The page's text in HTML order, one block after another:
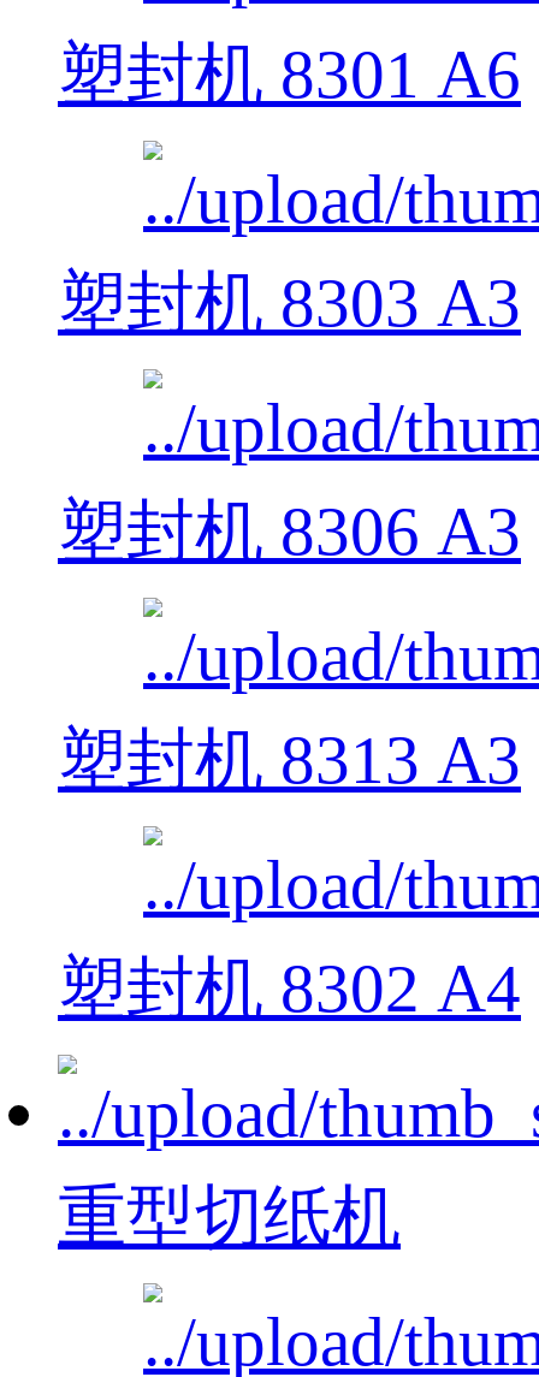
塑封机 8301 A6
塑封机 8303 A3
塑封机 8306 A3
塑封机 8313 A3
塑封机 8302 A4
重型切纸机